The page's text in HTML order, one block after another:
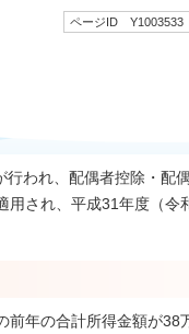
ページID Y1003533
われ、配偶者控除・配
用され、平成31年度（令
年の合計所得金額が38